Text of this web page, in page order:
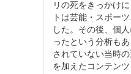
リの死をきっかけ
トは芸能・スポー
した。その後、個
ったという分析も
されていない当時
を加えたコンテン